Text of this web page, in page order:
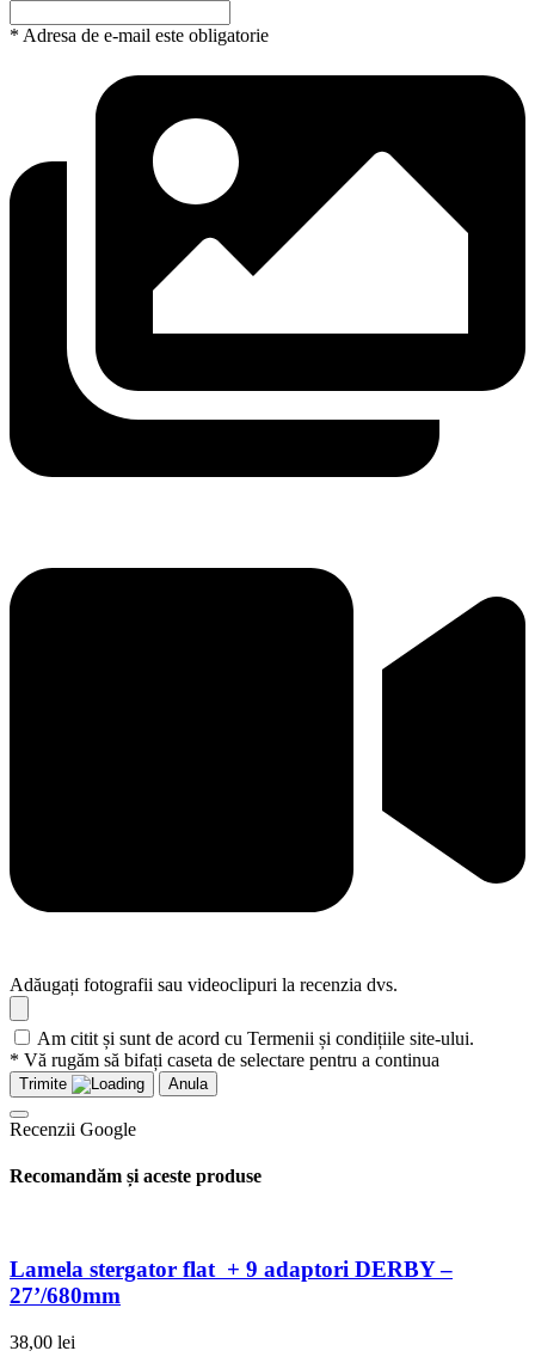
* Adresa de e-mail este obligatorie
Adăugați fotografii sau videoclipuri la recenzia dvs.
Am citit și sunt de acord cu Termenii și condițiile site-ului.
* Vă rugăm să bifați caseta de selectare pentru a continua
Trimite Anula
Recenzii Google
Recomandăm și aceste produse
Lamela stergator flat + 9 adaptori DERBY –
27’/680mm
38,00 lei